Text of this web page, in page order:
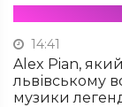
14:41
Alex Pian,
львівському
музики